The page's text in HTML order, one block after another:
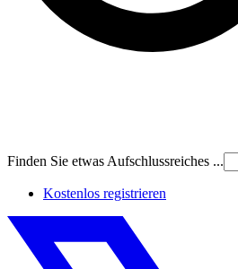
Finden Sie etwas Aufschlussreiches ...
Kostenlos registrieren